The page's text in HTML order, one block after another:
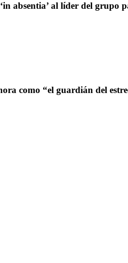
absentia’ al líder del grupo
como “el guardián del